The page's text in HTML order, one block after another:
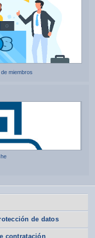
miembros
de datos
contratación